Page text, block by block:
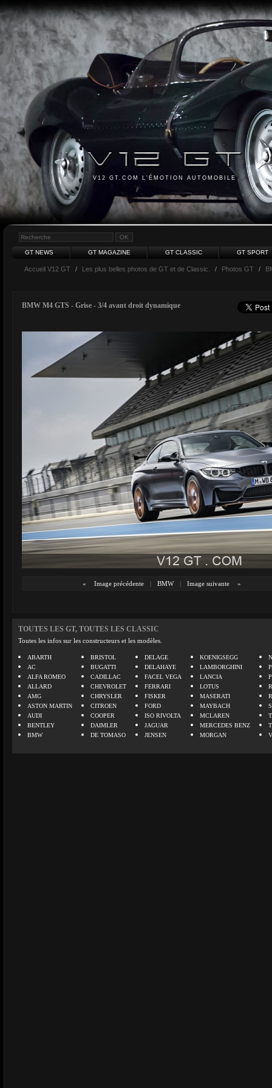
V12 GT.COM L'ÉMOTION AUTOMOBILE
GT NEWS GT MAGAZINE GT CLASSIC GT SPORT
Accueil V12 GT / Les plus belles photos de GT et de Classic. / Photos GT /
BMW M4 GTS - Grise - 3/4 avant droit dynamique
« Image précédente | BMW | Image suivante »
TOUTES LES GT, TOUTES LES CLASSIC
Toutes les infos sur les constructeurs et les modèles.
ABARTH
AC
ALFA ROMEO
ALLARD
AMG
ASTON MARTIN
AUDI
BENTLEY
BMW
BRISTOL
BUGATTI
CADILLAC
CHEVROLET
CHRYSLER
CITROEN
COOPER
DAIMLER
DE TOMASO
DELAGE
DELAHAYE
FACEL VEGA
FERRARI
FISKER
FORD
ISO RIVOLTA
JAGUAR
JENSEN
KOENIGSEGG
LAMBORGHINI
LANCIA
LOTUS
MASERATI
MAYBACH
MCLAREN
MERCEDES BENZ
MORGAN